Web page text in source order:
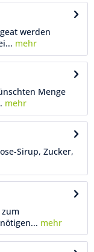
werden
mehr
Menge
mehr
Sirup, Zucker,
mehr